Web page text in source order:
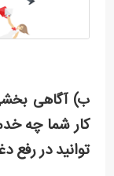
ب) آگاهی
کار شما چه
توانید در